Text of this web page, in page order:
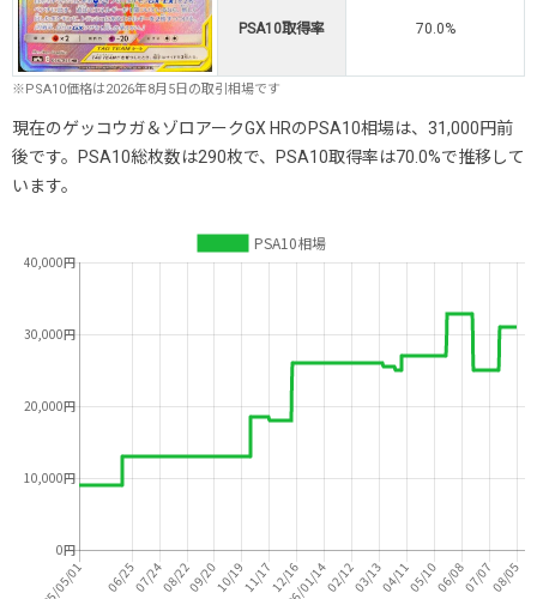
PSA10取得率 70.0%
※PSA10価格は2026年8月5日の取引相場です
現在のゲッコウガ＆ゾロアークGX HRのPSA10相場は、31,000円前
後です。PSA10総枚数は290枚で、PSA10取得率は70.0%で推移して
います。